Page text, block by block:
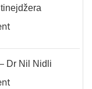
Dr Nil Nidli